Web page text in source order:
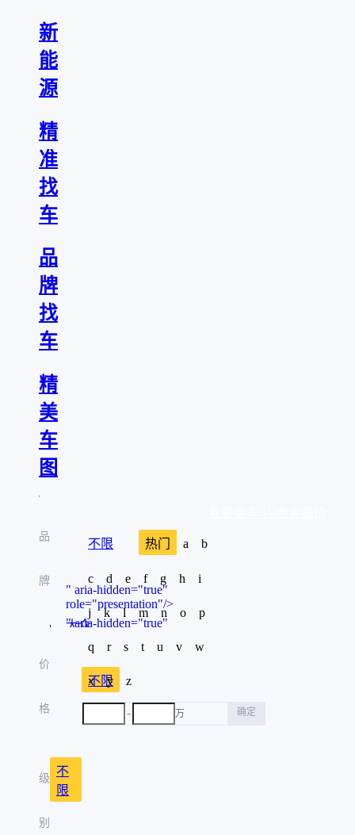
新
能
源
精
准
找
车
品
牌
找
车
精
美
车
图
品
牌
不限 热门 a b
c d e f g h i
j k l m n o p
q r s t u v w
x y z
" aria-hidden="true"
role="presentation"/>
大众
" aria-hidden="true"
" aria-hidden="true"
role="presentation"/>
奔驰
" aria-hidden="true"
role="presentation"/>
本田
" aria-hidden="true"
奥迪
" aria-hidden="true"
role="presentation"/>
比亚迪
" aria-hidden="true"
role="presentation"/>
价
格
不限
- 万 确定
级
别
不
限